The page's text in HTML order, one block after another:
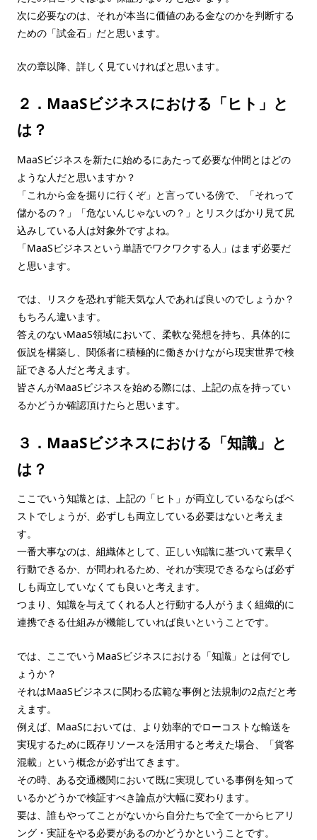
次に必要なのは、それが本当に価値のある金なのかを判断する
ための「試金石」だと思います。
次の章以降、詳しく見ていければと思います。
２．MaaSビジネスにおける「ヒト」と
は？
MaaSビジネスを新たに始めるにあたって必要な仲間とはどの
ような人だと思いますか？
「これから金を掘りに行くぞ」と言っている傍で、「それって
儲かるの？」「危ないんじゃないの？」とリスクばかり見て尻
込みしている人は対象外ですよね。
「MaaSビジネスという単語でワクワクする人」はまず必要だ
と思います。
では、リスクを恐れず能天気な人であれば良いのでしょうか？
もちろん違います。
答えのないMaaS領域において、柔軟な発想を持ち、具体的に
仮説を構築し、関係者に積極的に働きかけながら現実世界で検
証できる人だと考えます。
皆さんがMaaSビジネスを始める際には、上記の点を持ってい
るかどうか確認頂けたらと思います。
３．MaaSビジネスにおける「知識」と
は？
ここでいう知識とは、上記の「ヒト」が両立しているならばベ
ストでしょうが、必ずしも両立している必要はないと考えま
す。
一番大事なのは、組織体として、正しい知識に基づいて素早く
行動できるか、が問われるため、それが実現できるならば必ず
しも両立していなくても良いと考えます。
つまり、知識を与えてくれる人と行動する人がうまく組織的に
連携できる仕組みが機能していれば良いということです。
では、ここでいうMaaSビジネスにおける「知識」とは何でし
ょうか？
それはMaaSビジネスに関わる広範な事例と法規制の2点だと考
えます。
例えば、MaaSにおいては、より効率的でローコストな輸送を
実現するために既存リソースを活用すると考えた場合、「貨客
混載」という概念が必ず出てきます。
その時、ある交通機関において既に実現している事例を知って
いるかどうかで検証すべき論点が大幅に変わります。
要は、誰もやってことがないから自分たちで全て一からヒアリ
ング・実証をやる必要があるのかどうかということです。